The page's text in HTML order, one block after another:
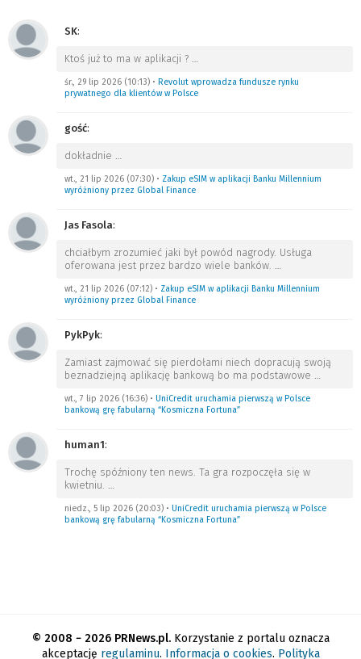
SK:
Ktoś już to ma w aplikacji ? …
śr., 29 lip 2026 (10:13) • Revolut wprowadza fundusze rynku
prywatnego dla klientów w Polsce
gość:
dokładnie …
wt., 21 lip 2026 (07:30) • Zakup eSIM w aplikacji Banku Millennium
wyróżniony przez Global Finance
Jas Fasola:
chciałbym zrozumieć jaki był powód nagrody. Usługa
oferowana jest przez bardzo wiele banków. …
wt., 21 lip 2026 (07:12) • Zakup eSIM w aplikacji Banku Millennium
wyróżniony przez Global Finance
PykPyk:
Zamiast zajmować się pierdołami niech dopracują swoją
beznadziejną aplikację bankową bo ma podstawowe …
wt., 7 lip 2026 (16:36) • UniCredit uruchamia pierwszą w Polsce
bankową grę fabularną “Kosmiczna Fortuna”
human1:
Trochę spóźniony ten news. Ta gra rozpoczęła się w
kwietniu. …
niedz., 5 lip 2026 (20:03) • UniCredit uruchamia pierwszą w Polsce
bankową grę fabularną “Kosmiczna Fortuna”
© 2008 − 2026 PRNews.pl.Korzystanie z portalu oznacza
akceptację regulaminu. Informacja o cookies. Polityka